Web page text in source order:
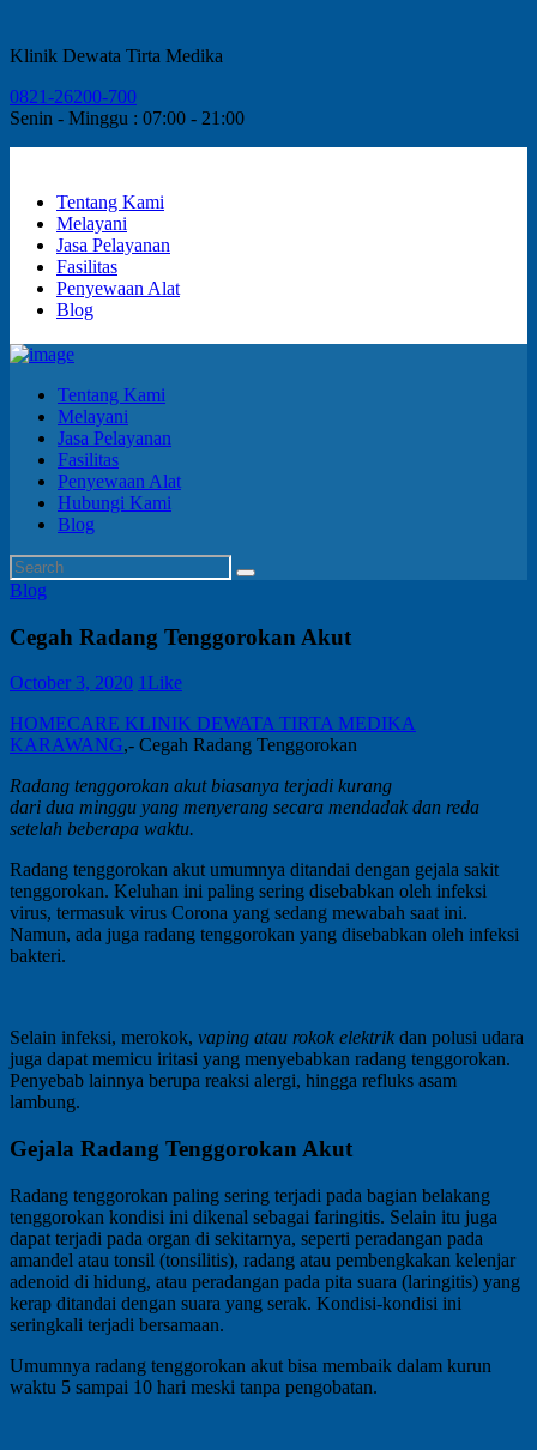
Klinik Dewata Tirta Medika
0821-26200-700
Senin - Minggu : 07:00 - 21:00
Tentang Kami
Melayani
Jasa Pelayanan
Fasilitas
Penyewaan Alat
Blog
Tentang Kami
Melayani
Jasa Pelayanan
Fasilitas
Penyewaan Alat
Hubungi Kami
Blog
Blog
Cegah Radang Tenggorokan Akut
October 3, 2020 1 Like
HOMECARE KLINIK DEWATA TIRTA MEDIKA
KARAWANG,- Cegah Radang Tenggorokan
Radang tenggorokan akut biasanya terjadi kurang
dari dua minggu yang menyerang secara mendadak dan reda
setelah beberapa waktu.
Radang tenggorokan akut umumnya ditandai dengan gejala sakit
tenggorokan. Keluhan ini paling sering disebabkan oleh infeksi
virus, termasuk virus Corona yang sedang mewabah saat ini.
Namun, ada juga radang tenggorokan yang disebabkan oleh infeksi
bakteri.
Selain infeksi, merokok, vaping atau rokok elektrik dan polusi udara
juga dapat memicu iritasi yang menyebabkan radang tenggorokan.
Penyebab lainnya berupa reaksi alergi, hingga refluks asam
lambung.
Gejala Radang Tenggorokan Akut
Radang tenggorokan paling sering terjadi pada bagian belakang
tenggorokan kondisi ini dikenal sebagai faringitis. Selain itu juga
dapat terjadi pada organ di sekitarnya, seperti peradangan pada
amandel atau tonsil (tonsilitis), radang atau pembengkakan kelenjar
adenoid di hidung, atau peradangan pada pita suara (laringitis) yang
kerap ditandai dengan suara yang serak. Kondisi-kondisi ini
seringkali terjadi bersamaan.
Umumnya radang tenggorokan akut bisa membaik dalam kurun
waktu 5 sampai 10 hari meski tanpa pengobatan.